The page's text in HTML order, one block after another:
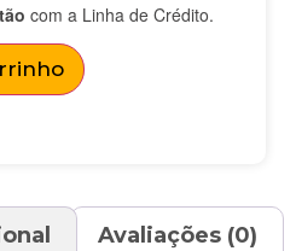
com a Linha de Crédito.
Avaliações (0)